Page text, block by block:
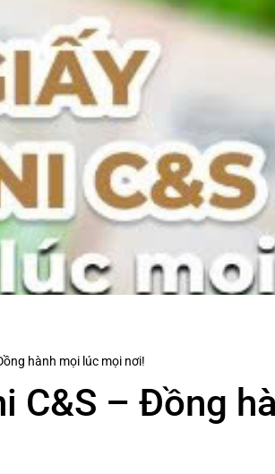
hành mọi lúc mọi nơi!
C&S – Đồng